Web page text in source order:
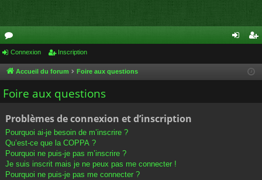
or
u
m
cri
Connexion Inscription
Accueil du forum Foire aux questions
Foire aux questions
Problèmes de connexion et d’inscription
Pourquoi ai-je besoin de m’inscrire ?
Qu’est-ce que la COPPA ?
Pourquoi ne puis-je pas m’inscrire ?
Je suis inscrit mais je ne peux pas me connecter !
Pourquoi ne puis-je pas me connecter ?